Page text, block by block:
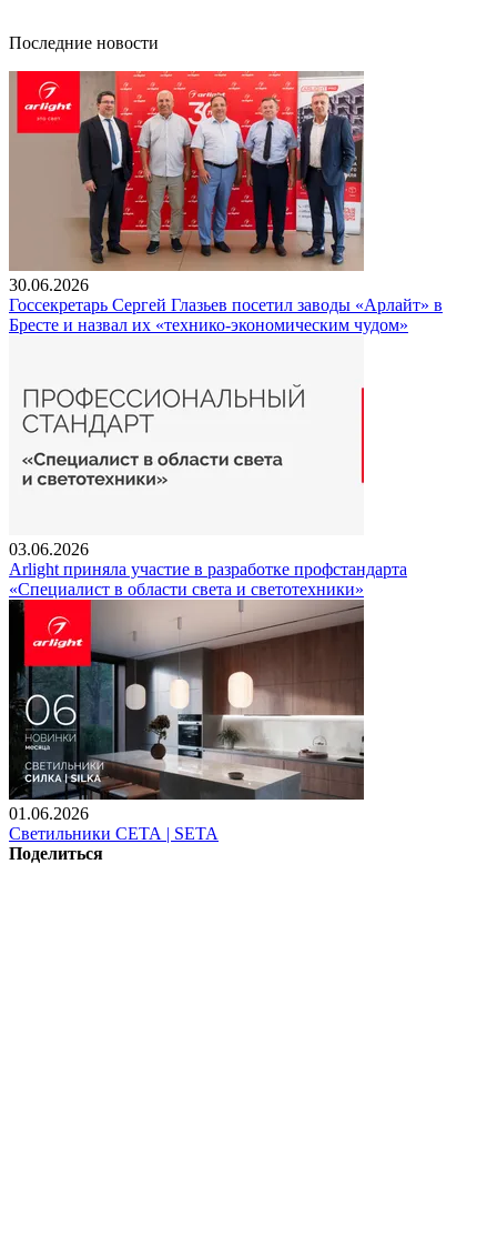
Последние новости
30.06.2026
Госсекретарь Сергей Глазьев посетил заводы «Арлайт» в
Бресте и назвал их «технико-экономическим чудом»
03.06.2026
Arlight приняла участие в разработке профстандарта
«Специалист в области света и светотехники»
01.06.2026
Светильники СЕТА | SETA
Поделиться